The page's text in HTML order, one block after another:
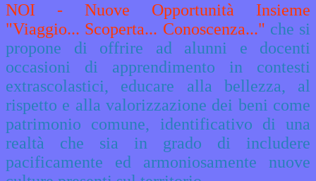
NOI - Nuove Opportunità Insieme
"Viaggio... Scoperta... Conoscenza..." che si
propone di offrire ad alunni e docenti
occasioni di apprendimento in contesti
extrascolastici, educare alla bellezza, al
rispetto e alla valorizzazione dei beni come
patrimonio comune, identificativo di una
realtà che sia in grado di includere
pacificamente ed armoniosamente nuove